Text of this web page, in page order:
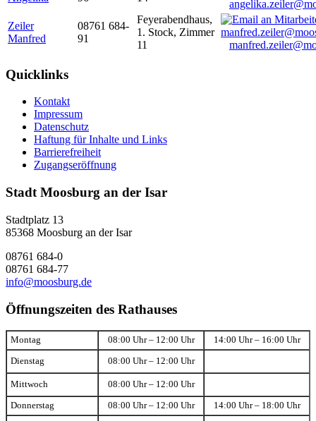
Zeiler
Manfred
08761 684-
91
Feyerabendhaus,
1. Stock, Zimmer
11
Quicklinks
Kontakt
Impressum
Datenschutz
Haftung für Inhalte und Links
Barrierefreiheit
Zugangseröffnung
Stadt Moosburg an der Isar
Stadtplatz 13
85368 Moosburg an der Isar
08761 684-0
08761 684-77
info@moosburg.de
Öffnungszeiten des Rathauses
Montag 08:00 Uhr – 12:00 Uhr 14:00 Uhr – 16:00 Uhr
Dienstag 08:00 Uhr – 12:00 Uhr
Mittwoch 08:00 Uhr – 12:00 Uhr
Donnerstag 08:00 Uhr – 12:00 Uhr 14:00 Uhr – 18:00 Uhr